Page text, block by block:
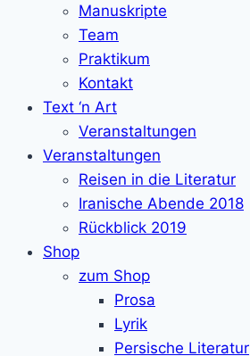
Manuskripte
Team
Praktikum
Kontakt
Text ‘n Art
Veranstaltungen
Veranstaltungen
Reisen in die Literatur
Iranische Abende 2018
Rückblick 2019
Shop
zum Shop
Prosa
Lyrik
Persische Literatur